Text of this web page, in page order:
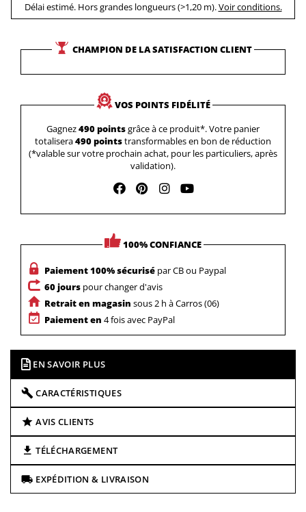
Délai estimé. Hors grandes longueurs (>1,20 m).Voir conditions.
CHAMPION DE LA SATISFACTION CLIENT
VOS POINTS FIDÉLITÉ
Gagnez490 pointsgrâce à ce produit*. Votre panier
totalisera490 pointstransformables en bon de réduction
(*valable sur votre prochain achat, pour les particuliers, après
validation).
100% CONFIANCE
Paiement 100% sécurisé par CB ou Paypal
60 jours pour changer d'avis
Retrait en magasin sous 2 h à Carros (06)
Paiement en 4 fois avec PayPal
EN SAVOIR PLUS
CARACTÉRISTIQUES
AVIS CLIENTS
TÉLÉCHARGEMENT
EXPÉDITION & LIVRAISON